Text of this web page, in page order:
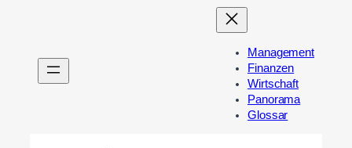
n
Management
Finanzen
Wirtschaft
Panorama
Glossar